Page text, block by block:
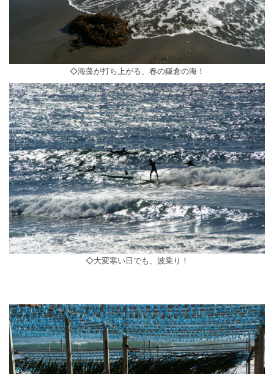
◇海藻が打ち上がる、春の鎌倉の海！
◇大変寒い日でも、波乗り！